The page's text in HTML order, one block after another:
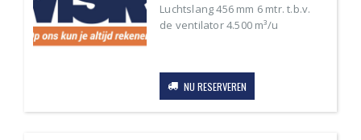
Luchtslang 456 mm 6 mtr. t.b.v.
de ventilator 4.500 m³/u
was:
€19.83.
is:
€7.93.NU RESERVEREN